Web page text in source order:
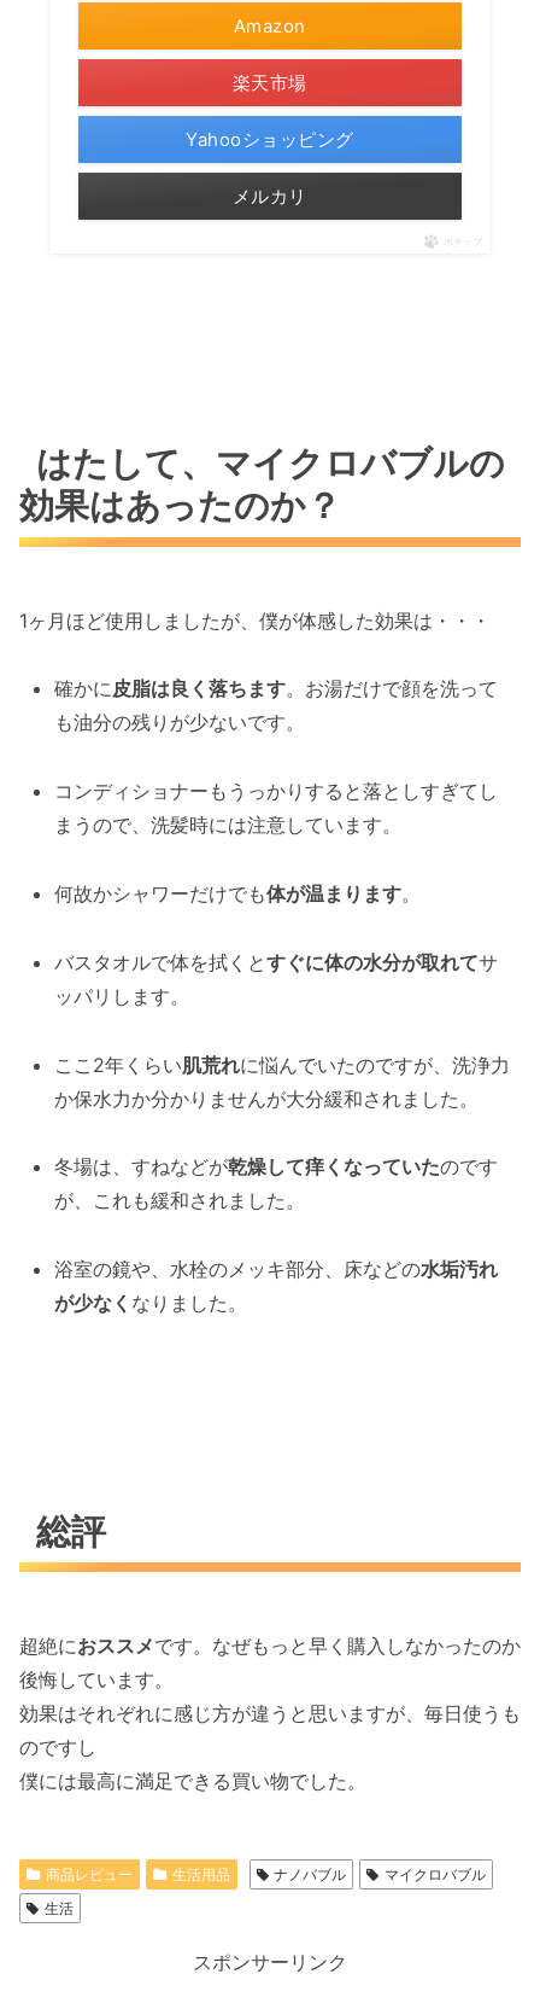
Amazon
楽天市場
Yahooショッピング
メルカリ
ポチップ
はたして、マイクロバブルの
効果はあったのか？
1ヶ月ほど使用しましたが、僕が体感した効果は・・・
確かに皮脂は良く落ちます。お湯だけで顔を洗って
も油分の残りが少ないです。
コンディショナーもうっかりすると落としすぎてし
まうので、洗髪時には注意しています。
何故かシャワーだけでも体が温まります。
バスタオルで体を拭くとすぐに体の水分が取れてサ
ッパリします。
ここ2年くらい肌荒れに悩んでいたのですが、洗浄力
か保水力か分かりませんが大分緩和されました。
冬場は、すねなどが乾燥して痒くなっていたのです
が、これも緩和されました。
浴室の鏡や、水栓のメッキ部分、床などの水垢汚れ
が少なく なりました。
総評
超絶におススメです。なぜもっと早く購入しなかったのか
後悔しています。
効果はそれぞれに感じ方が違うと思いますが、毎日使うも
のですし
僕には最高に満足できる買い物でした。
商品レビュー 生活用品 ナノバブル
マイクロバブル
生活
スポンサーリンク